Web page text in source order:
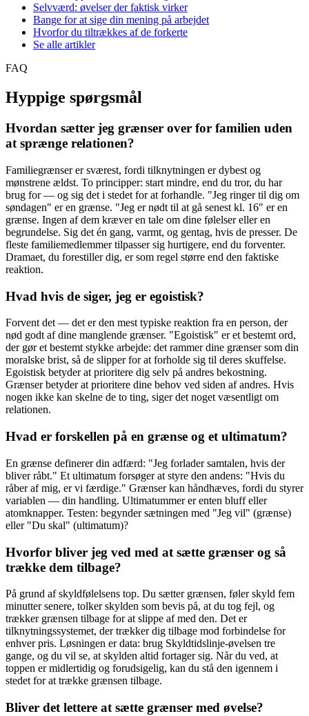
Selvværd: øvelser der faktisk virker
Bange for at sige din mening på arbejdet
Hvorfor du tiltrækkes af de forkerte
Se alle artikler
FAQ
Hyppige spørgsmål
Hvordan sætter jeg grænser over for familien uden
at sprænge relationen?
Familiegrænser er sværest, fordi tilknytningen er dybest og
mønstrene ældst. To principper: start mindre, end du tror, du har
brug for — og sig det i stedet for at forhandle. "Jeg ringer til dig om
søndagen" er en grænse. "Jeg er nødt til at gå senest kl. 16" er en
grænse. Ingen af dem kræver en tale om dine følelser eller en
begrundelse. Sig det én gang, varmt, og gentag, hvis de presser. De
fleste familiemedlemmer tilpasser sig hurtigere, end du forventer.
Dramaet, du forestiller dig, er som regel større end den faktiske
reaktion.
Hvad hvis de siger, jeg er egoistisk?
Forvent det — det er den mest typiske reaktion fra en person, der
nød godt af dine manglende grænser. "Egoistisk" er et bestemt ord,
der gør et bestemt stykke arbejde: det rammer dine grænser som din
moralske brist, så de slipper for at forholde sig til deres skuffelse.
Egoistisk betyder at prioritere dig selv på andres bekostning.
Grænser betyder at prioritere dine behov ved siden af andres. Hvis
nogen ikke kan skelne de to ting, siger det noget væsentligt om
relationen.
Hvad er forskellen på en grænse og et ultimatum?
En grænse definerer din adfærd: "Jeg forlader samtalen, hvis der
bliver råbt." Et ultimatum forsøger at styre den andens: "Hvis du
råber af mig, er vi færdige." Grænser kan håndhæves, fordi du styrer
variablen — din handling. Ultimatummer er enten bluff eller
atomknapper. Testen: begynder sætningen med "Jeg vil" (grænse)
eller "Du skal" (ultimatum)?
Hvorfor bliver jeg ved med at sætte grænser og så
trække dem tilbage?
På grund af skyldfølelsens top. Du sætter grænsen, føler skyld fem
minutter senere, tolker skylden som bevis på, at du tog fejl, og
trækker grænsen tilbage for at slippe af med den. Det er
tilknytningssystemet, der trækker dig tilbage mod forbindelse for
enhver pris. Løsningen er data: brug Skyldtidslinje-øvelsen tre
gange, og du vil se, at skylden altid fortager sig. Når du ved, at
toppen er midlertidig og forudsigelig, kan du stå den igennem i
stedet for at trække grænsen tilbage.
Bliver det lettere at sætte grænser med øvelse?